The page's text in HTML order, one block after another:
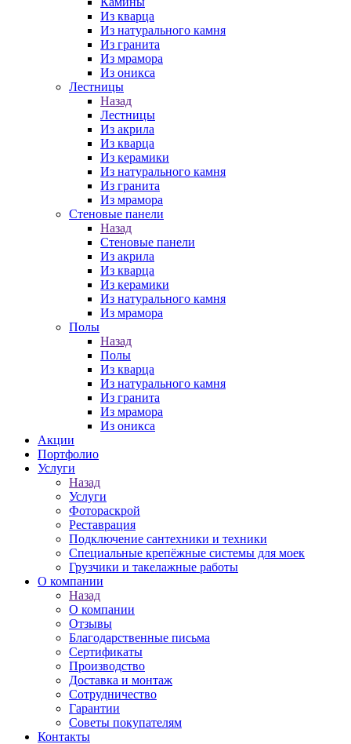
Из кварца
Из натурального камня
Из гранита
Из мрамора
Из оникса
Лестницы
Назад
Лестницы
Из акрила
Из кварца
Из керамики
Из натурального камня
Из гранита
Из мрамора
Стеновые панели
Назад
Стеновые панели
Из акрила
Из кварца
Из керамики
Из натурального камня
Из мрамора
Полы
Назад
Полы
Из кварца
Из натурального камня
Из гранита
Из мрамора
Из оникса
Акции
Портфолио
Услуги
Назад
Услуги
Фотораскрой
Реставрация
Подключение сантехники и техники
Специальные крепёжные системы для моек
Грузчики и такелажные работы
О компании
Назад
О компании
Отзывы
Благодарственные письма
Сертификаты
Производство
Доставка и монтаж
Сотрудничество
Гарантии
Советы покупателям
Контакты